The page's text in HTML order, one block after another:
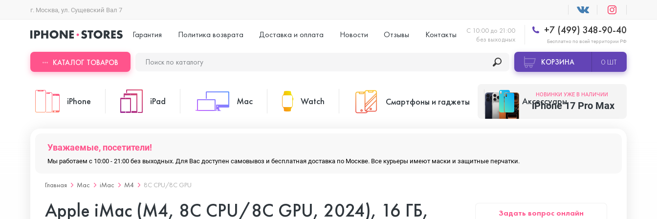
г. Москва, ул. Сущевский Вал 7
Гарантия Политика возврата Доставка и оплата Новости Отзывы Контакты
С 10:00 до 21:00
без выходных
+7 (499) 348-90-40
Бесплатно по всей территории РФ
КАТАЛОГ ТОВАРОВ КОРЗИНА 0 ШТ
iPhone
iPhone 17 Pro
iPad
iPad Air
Mac Watch Смартфоны и гаджеты Аксессуары
НОВИНКИ УЖЕ В НАЛИЧИИ
iPhone 17 Pro Max
Уважаемые, посетители!
Мы работаем с 10:00 - 21:00 без выходных. Для Вас доступен самовывоз и бесплатная доставка по Москве. Все курьеры имеют маски и защитные перчатки.
Главная Mac iMac M4 8C CPU/8C GPU
Apple iMac (M4, 8C CPU/8C GPU, 2024), 16 ГБ,
Задать вопрос онлайн